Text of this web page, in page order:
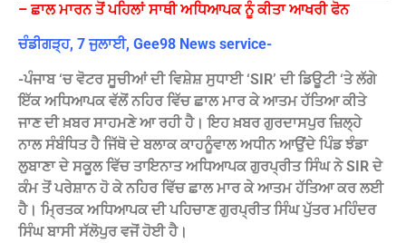
– ਛਾਲ ਮਾਰਨ ਤੋਂ ਪਹਿਲਾਂ ਸਾਥੀ ਅਧਿਆਪਕ ਨੂੰ ਕੀਤਾ ਆਖਰੀ ਫੋਨ
ਚੰਡੀਗੜ੍ਹ, 7 ਜੁਲਾਈ, Gee98 News service-
-ਪੰਜਾਬ ‘ਚ ਵੋਟਰ ਸੂਚੀਆਂ ਦੀ ਵਿਸ਼ੇਸ਼ ਸੁਧਾਈ ‘SIR’ ਦੀ ਡਿਊਟੀ ‘ਤੇ ਲੱਗੇ
ਇੱਕ ਅਧਿਆਪਕ ਵੱਲੋਂ ਨਹਿਰ ਵਿੱਚ ਛਾਲ ਮਾਰ ਕੇ ਆਤਮ ਹੱਤਿਆ ਕੀਤੇ
ਜਾਣ ਦੀ ਖ਼ਬਰ ਸਾਹਮਣੇ ਆ ਰਹੀ ਹੈ। ਇਹ ਖ਼ਬਰ ਗੁਰਦਾਸਪੁਰ ਜ਼ਿਲ੍ਹੇ
ਨਾਲ ਸੰਬੰਧਿਤ ਹੈ ਜਿੱਥੋ ਦੇ ਬਲਾਕ ਕਾਹਨੂੰਵਾਲ ਅਧੀਨ ਆਉਂਦੇ ਪਿੰਡ ਝੰਡਾ
ਲੁਬਾਣਾ ਦੇ ਸਕੂਲ ਵਿੱਚ ਤਾਇਨਾਤ ਅਧਿਆਪਕ ਗੁਰਪ੍ਰੀਤ ਸਿੰਘ ਨੇ SIR ਦੇ
ਕੰਮ ਤੋਂ ਪਰੇਸ਼ਾਨ ਹੋ ਕੇ ਨਹਿਰ ਵਿੱਚ ਛਾਲ ਮਾਰ ਕੇ ਆਤਮ ਹੱਤਿਆ ਕਰ ਲਈ
ਹੈ। ਮ੍ਰਿਤਕ ਅਧਿਆਪਕ ਦੀ ਪਹਿਚਾਣ ਗੁਰਪ੍ਰੀਤ ਸਿੰਘ ਪੁੱਤਰ ਮਹਿੰਦਰ
ਸਿੰਘ ਬਾਸੀ ਸੱਲੋਪੁਰ ਵਜੋਂ ਹੋਈ ਹੈ।